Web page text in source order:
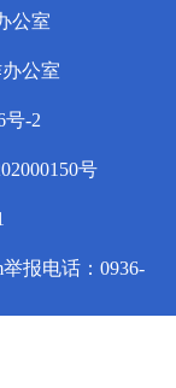
公室
公室
号-2
号
举报电话：0936-